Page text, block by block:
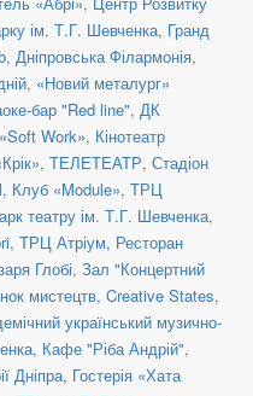
ім. Т.Г. Шевченка, Гранд
, Дніпровська Філармонія,
, «Новий металург»
бар "Red line", ДК
Work», Кінотеатр
, ТЕЛЕТЕАТР, Стадіон
, Клуб «Module», ТРЦ
театру ім. Т.Г. Шевченка,
, ТРЦ Атріум, Ресторан
Глобі, Зал "Концертний
мистецтв, Creative States,
український музично-
, Кафе "Ріба Андрій",
Дніпра, Гостерія «Хата